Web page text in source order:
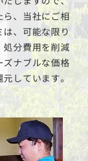
ら、当社にご相
は、可能な限り
処分費用を削減
ナブルな価格
しています。